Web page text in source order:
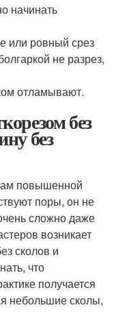
начинать
или ровный срез
не разрез,
отламывают.
без
без
повышенной
поры, он не
сложно даже
возникает
сколов и
что
получается
небольшие сколы,